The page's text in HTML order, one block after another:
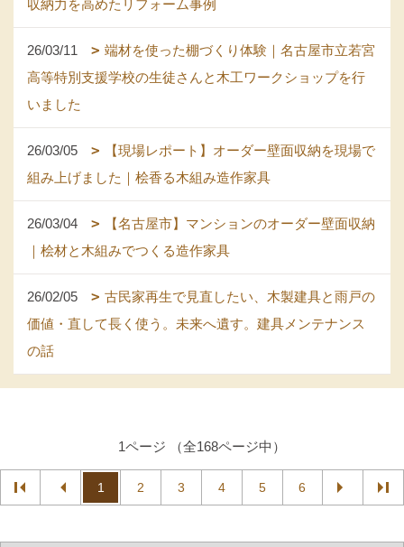
収納力を高めたリフォーム事例
26/03/11
端材を使った棚づくり体験｜名古屋市立若宮
高等特別支援学校の生徒さんと木工ワークショップを行
いました
26/03/05
【現場レポート】オーダー壁面収納を現場で
組み上げました｜桧香る木組み造作家具
26/03/04
【名古屋市】マンションのオーダー壁面収納
｜桧材と木組みでつくる造作家具
26/02/05
古民家再生で見直したい、木製建具と雨戸の
価値・直して長く使う。未来へ遺す。建具メンテナンス
の話
1ページ （全168ページ中）
1 2 3 4 5 6